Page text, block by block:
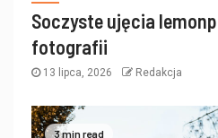
Soczyste ujęcia
fotografii
13 lipca, 2026 Redakcja
3 min read